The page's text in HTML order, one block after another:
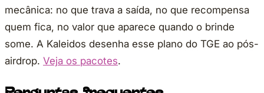
mecânica: no que trava a saída, no que recompensa
quem fica, no valor que aparece quando o brinde
some. A Kaleidos desenha esse plano do TGE ao pós-
airdrop. Veja os pacotes.